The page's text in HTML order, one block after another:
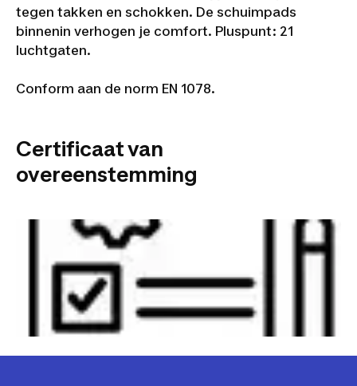
tegen takken en schokken. De schuimpads
binnenin verhogen je comfort. Pluspunt: 21
luchtgaten.
Conform aan de norm EN 1078.
Certificaat van
overeenstemming